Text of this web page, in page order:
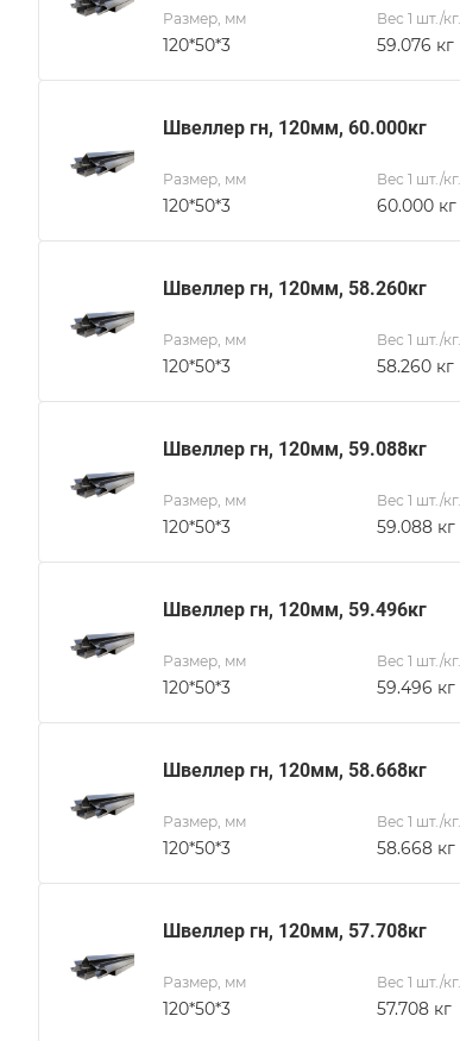
Размер, мм
120*50*3
Вес 1 шт./кг.
59.076 кг
Швеллер гн, 120мм, 60.000кг
Размер, мм
120*50*3
Вес 1 шт./кг.
60.000 кг
Швеллер гн, 120мм, 58.260кг
Размер, мм
120*50*3
Вес 1 шт./кг.
58.260 кг
Швеллер гн, 120мм, 59.088кг
Размер, мм
120*50*3
Вес 1 шт./кг.
59.088 кг
Швеллер гн, 120мм, 59.496кг
Размер, мм
120*50*3
Вес 1 шт./кг.
59.496 кг
Швеллер гн, 120мм, 58.668кг
Размер, мм
120*50*3
Вес 1 шт./кг.
58.668 кг
Швеллер гн, 120мм, 57.708кг
Размер, мм
120*50*3
Вес 1 шт./кг.
57.708 кг